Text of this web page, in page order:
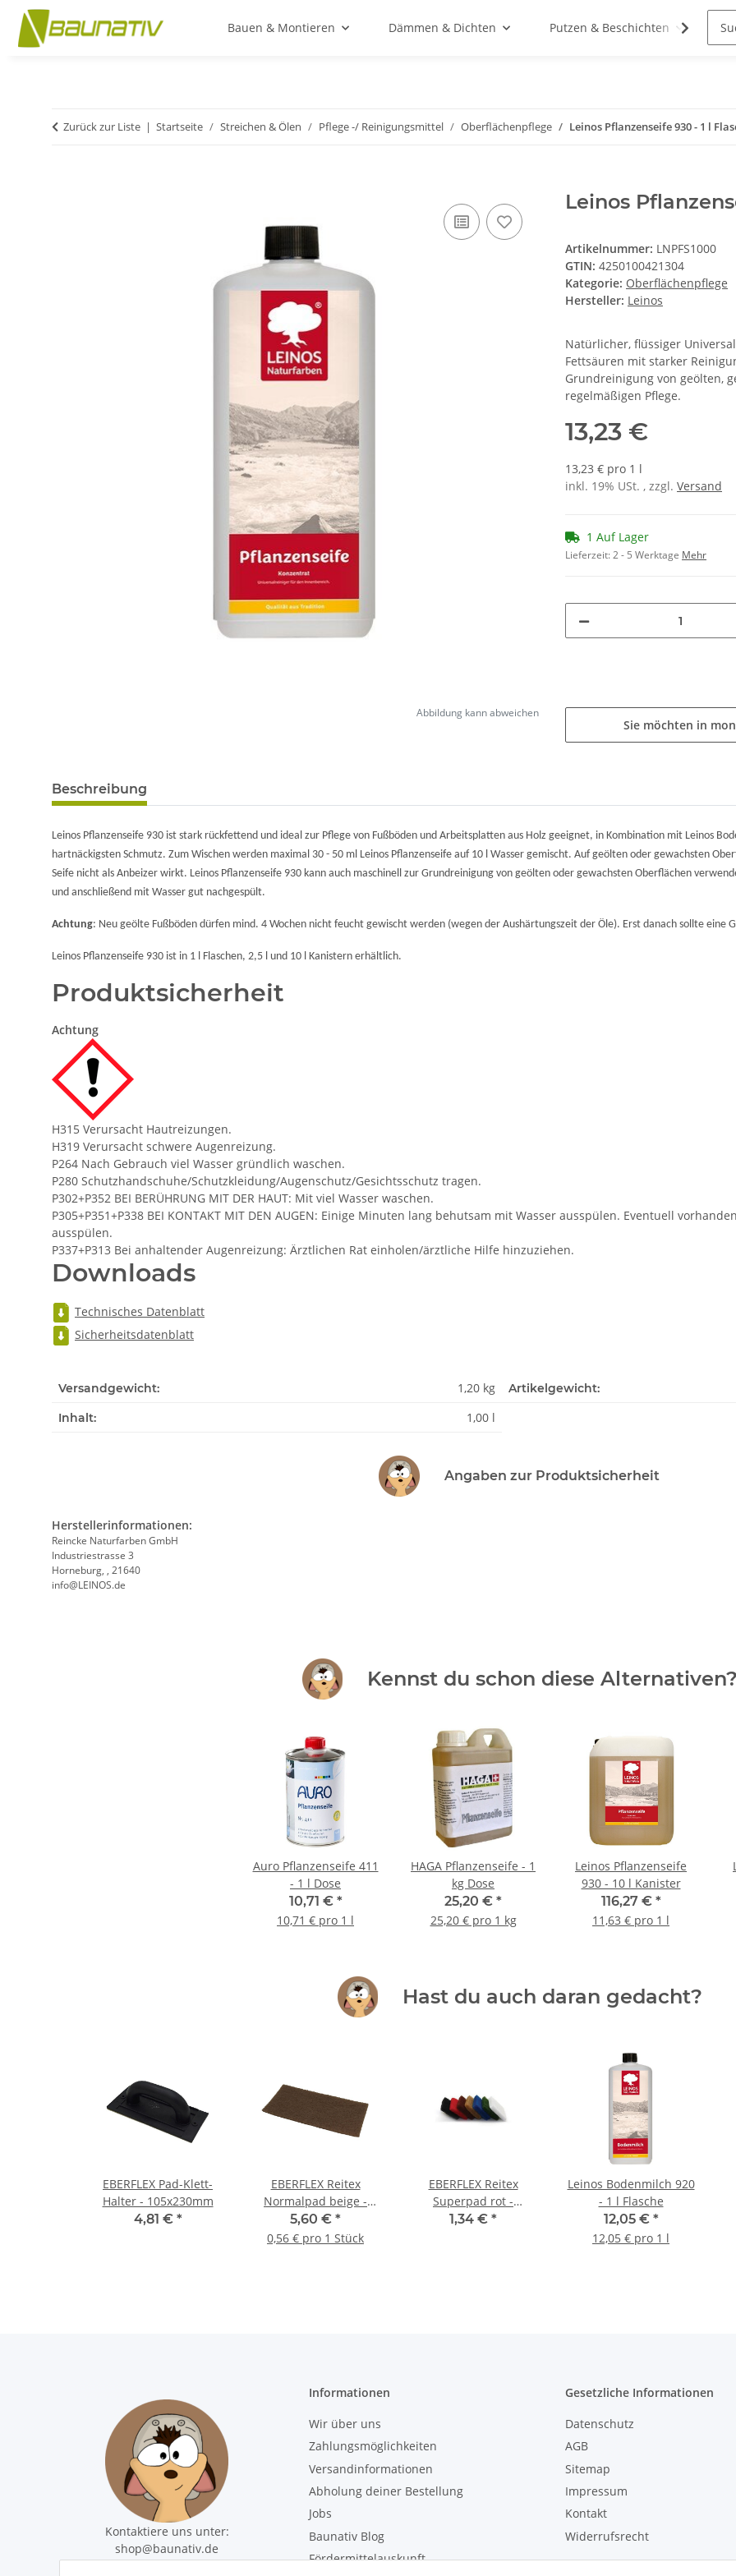
Bauen & Montieren Dämmen & Dichten Putzen & Beschichten
Zurück zur Liste Startseite Streichen & Ölen Pflege -/ Reinigungsmittel Oberflächenpflege Leinos Pflanzenseife 930 - 1 l
Abbildung kann abweichen
Leinos
Artikelnummer: LNPFS1000
GTIN: 4250100421304
Kategorie: Oberflächenpflege
Hersteller: Leinos
Natürlicher, flüssiger
Fettsäuren mit starker
Grundreinigung von geölten,
regelmäßigen Pflege.
13,23 €
13,23 € pro 1 l
inkl. 19% USt. , zzgl. Versand
1 Auf Lager
Lieferzeit:2 - 5 Werktage Mehr
Sie möchten in
Beschreibung
Leinos Pflanzenseife 930 ist stark rückfettend und ideal zur Pflege von Fußböden und Arbeitsplatten aus Holz geeignet, in Kombination mit Leinos
hartnäckigsten Schmutz. Zum Wischen werden maximal 30 - 50 ml Leinos Pflanzenseife auf 10 l Wasser gemischt. Auf geölten oder gewachsten
Seife nicht als Anbeizer wirkt. Leinos Pflanzenseife 930 kann auch maschinell zur Grundreinigung von geölten oder gewachsten Oberflächen
und anschließend mit Wasser gut nachgespült.
Achtung: Neu geölte Fußböden dürfen mind. 4 Wochen nicht feucht gewischt werden (wegen der Aushärtungszeit der Öle). Erst danach sollte eine
Leinos Pflanzenseife 930 ist in 1 l Flaschen, 2,5 l und 10 l Kanistern erhältlich.
Produktsicherheit
Achtung
H315 Verursacht Hautreizungen.
H319 Verursacht schwere Augenreizung.
P264 Nach Gebrauch viel Wasser gründlich waschen.
P280 Schutzhandschuhe/Schutzkleidung/Augenschutz/Gesichtsschutz tragen.
P302+P352 BEI BERÜHRUNG MIT DER HAUT: Mit viel Wasser waschen.
P305+P351+P338 BEI KONTAKT MIT DEN AUGEN: Einige Minuten lang behutsam mit Wasser ausspülen. Eventuell
ausspülen.
P337+P313 Bei anhaltender Augenreizung: Ärztlichen Rat einholen/ärztliche Hilfe hinzuziehen.
Downloads
Technisches Datenblatt
Sicherheitsdatenblatt
Versandgewicht: 1,20 kg
Artikelgewicht:
Inhalt:
1,00 l
Angaben zur Produktsicherheit
Herstellerinformationen:
Reincke Naturfarben GmbH
Industriestrasse 3
Horneburg, , 21640
info@LEINOS.de
Kennst du schon diese
Auro Pflanzenseife 411
- 1 l Dose
10,71 € *
10,71 € pro 1 l
HAGA Pflanzenseife - 1
kg Dose
25,20 € *
25,20 € pro 1 kg
Leinos Pflanzenseife
930 - 10 l Kanister
116,27 € *
11,63 € pro 1 l
Hast du auch daran gedacht?
EBERFLEX Pad-Klett-
Halter - 105x230mm
4,81 € *
EBERFLEX Reitex
Normalpad beige -
115x250mm 10 Stück
5,60 € *
0,56 € pro 1 Stück
EBERFLEX Reitex
Superpad rot -
115x250mm
1,34 € *
Leinos Bodenmilch 920
- 1 l Flasche
12,05 € *
12,05 € pro 1 l
Kontaktiere uns unter:
shop@baunativ.de
+49 3435 66699899
Informationen
Wir über uns
Zahlungsmöglichkeiten
Versandinformationen
Abholung deiner Bestellung
Jobs
Baunativ Blog
Fördermittelauskunft
Gesetzliche Informationen
Datenschutz
AGB
Sitemap
Impressum
Kontakt
Widerrufsrecht